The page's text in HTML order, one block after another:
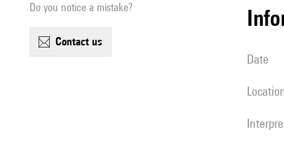
Do you notice a mistake?
contact us
date